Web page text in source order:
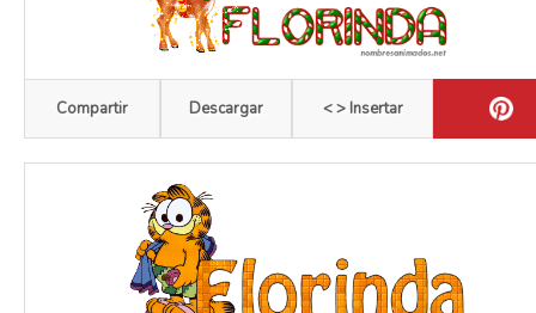
Compartir Descargar < > Insertar